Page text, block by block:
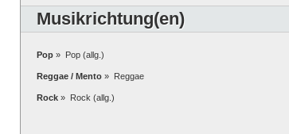
Musikrichtung(en)
Pop » Pop (allg.)
Reggae / Mento » Reggae
Rock » Rock (allg.)